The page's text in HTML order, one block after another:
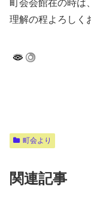
町会会館在の時は
理解の程よろしく
町会より
関連記事